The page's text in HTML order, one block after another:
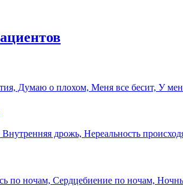
Думаю о плохом, Меня все бесит, У
дрожь, Нереальность
по ночам, Сердцебиение по ночам,